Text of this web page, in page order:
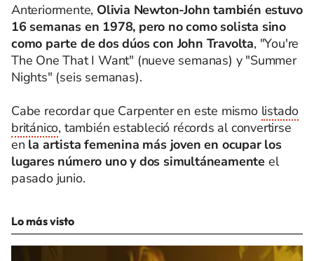
Anteriormente, Olivia Newton-John también estuvo
16 semanas en 1978, pero no como solista sino
como parte de dos dúos con John Travolta, "You're
The One That I Want" (nueve semanas) y "Summer
Nights" (seis semanas).
Cabe recordar que Carpenter en este mismo listado
británico, también estableció récords al convertirse
en la artista femenina más joven en ocupar los
lugares número uno y dos simultáneamente el
pasado junio.
Lo más visto